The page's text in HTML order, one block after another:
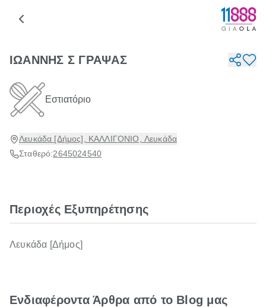
ΙΩΑΝΝΗΣ Σ ΓΡΑΨΑΣ
Εστιατόριο
Λευκάδα [Δήμος], ΚΑΛΛΙΓΟΝΙΟ, Λευκάδα
Σταθερό:2645024540
Περιοχές Εξυπηρέτησης
Λευκάδα [Δήμος]
Ενδιαφέροντα Άρθρα από το Blog μας